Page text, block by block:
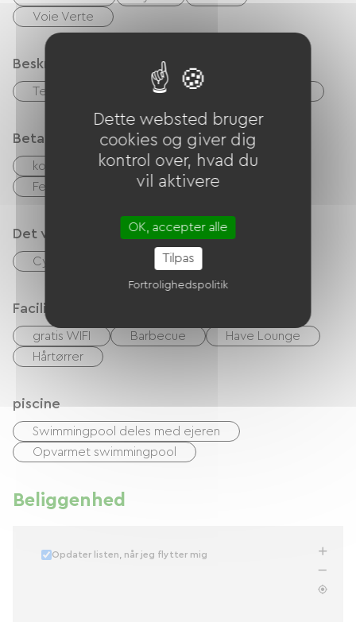
Voie Verte
Beskrivelse
Terrasse Garage
Betalingsmåder
kontrol
Kontanter
Feriekuponer (ANCV)
Paypal
Det vi er gode til
Cykel lån
Faciliteter
gratis WIFI Barbecue
Have Lounge
Hårtørrer
piscine
Swimmingpool deles med ejeren
Opvarmet swimmingpool
Beliggenhed
Opdater listen, når jeg flytter mig
Dette websted bruger
cookies og giver dig
kontrol over, hvad du
vil aktivere
OK, accepter alle
Tilpas
Fortrolighedspolitik